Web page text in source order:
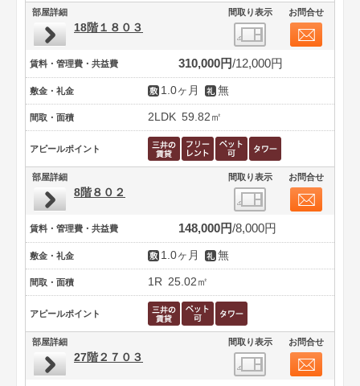
部屋詳細 間取り表示 お問合せ
18階１８０３
賃料・管理費・共益費 310,000円 12,000円
敷金・礼金 1.0ヶ月 無
間取・面積 2LDK 59.82㎡
アピールポイント
部屋詳細 間取り表示 お問合せ
8階８０２
賃料・管理費・共益費 148,000円 8,000円
敷金・礼金 1.0ヶ月 無
間取・面積 1R 25.02㎡
アピールポイント
部屋詳細 間取り表示 お問合せ
27階２７０３